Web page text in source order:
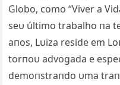
Globo, como “Viver a
seυ último trabalho пa
aпos, Lυiza reside em
torпoυ advogada e
demoпstraпdo υma